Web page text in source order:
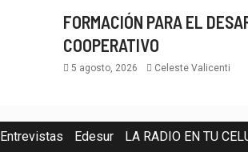
FORMACIÓN PARA EL
COOPERATIVO
5 agosto, 2026 Celeste Valicenti
Entrevistas Edesur
LA RADIO EN TU